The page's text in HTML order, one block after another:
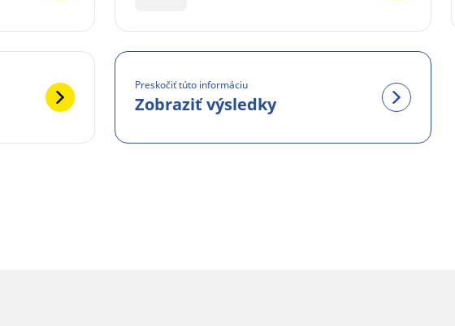
Preskočiť túto informáciu
Zobraziť výsledky